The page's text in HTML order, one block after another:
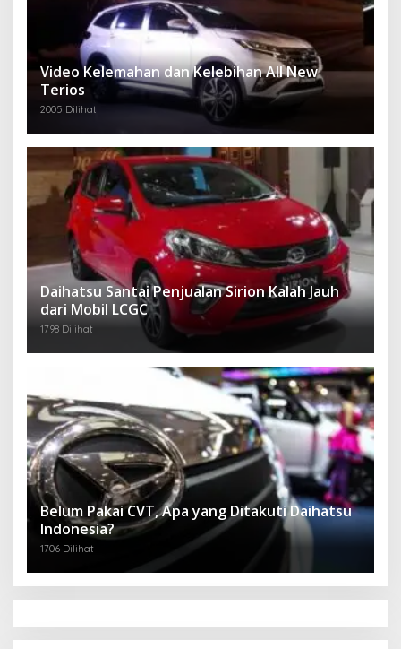
Video Kelemahan dan Kelebihan All New
Terios
2005 Dilihat
Daihatsu Santai Penjualan Sirion Kalah Jauh
dari Mobil LCGC
1798 Dilihat
Belum Pakai CVT, Apa yang Ditakuti Daihatsu
Indonesia?
1706 Dilihat